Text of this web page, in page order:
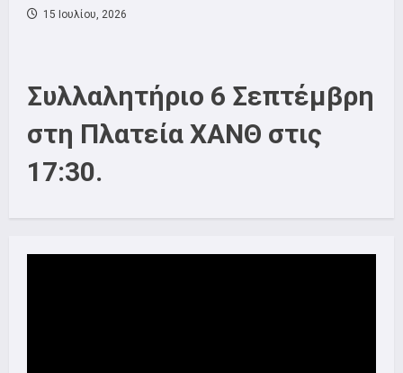
15 Ιουλίου, 2026
Συλλαλητήριο 6 Σεπτέμβρη
στη Πλατεία ΧΑΝΘ στις
17:30.